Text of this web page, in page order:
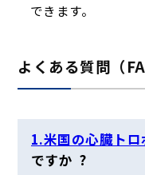
できます。
よくある質問（
1.米国の心臓ト
ですか ?